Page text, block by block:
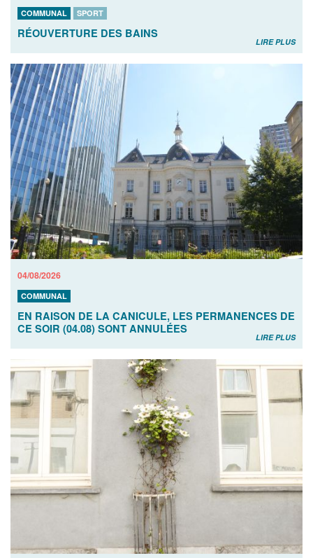
COMMUNAL SPORT
RÉOUVERTURE DES BAINS
LIRE PLUS
04/08/2026
COMMUNAL
EN RAISON DE LA CANICULE, LES PERMANENCES DE
CE SOIR (04.08) SONT ANNULÉES
LIRE PLUS